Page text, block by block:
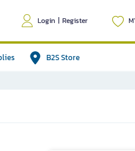
Login | Register
B2S Store